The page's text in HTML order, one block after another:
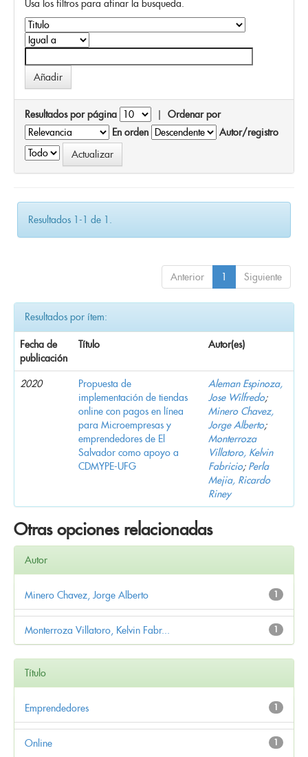
Usa los filtros para afinar la busqueda.
Resultados por página | Ordenar por
En orden
Autor/registro
Resultados 1-1 de 1.
Anterior 1 Siguiente
Resultados por ítem:
Fecha de
publicación
Título Autor(es)
2020
Propuesta de
implementación de tiendas
online con pagos en línea
para Microempresas y
emprendedores de El
Salvador como apoyo a
CDMYPE-UFG
Aleman Espinoza,
Jose Wilfredo;
Minero Chavez,
Jorge Alberto;
Monterroza
Villatoro, Kelvin
Fabricio; Perla
Mejia, Ricardo
Riney
Otras opciones relacionadas
Autor
1
Minero Chavez, Jorge Alberto
1
Monterroza Villatoro, Kelvin Fabr...
Título
1
Emprendedores
1
Online